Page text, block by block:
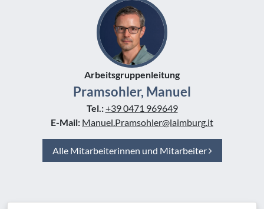
Arbeitsgruppenleitung
Pramsohler, Manuel
Tel.:+39 0471 969649
E-Mail: Manuel.Pramsohler@laimburg.it
Alle Mitarbeiterinnen und Mitarbeiter